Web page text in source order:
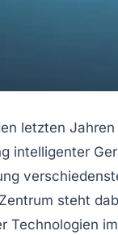
letzten
intelligenter
steht
Technologien